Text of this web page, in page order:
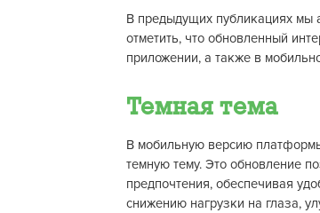
В предыдущих публикациях мы
отметить, что обновленный
приложении, а также в
Темная тема
В мобильную версию
темную тему. Это обновление
предпочтения, обеспечивая
снижению нагрузки на глаза,